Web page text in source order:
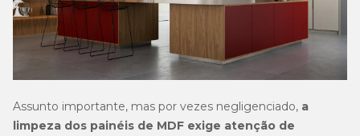
Assunto importante, mas por vezes negligenciado, a
limpeza dos painéis de MDF exige atenção de